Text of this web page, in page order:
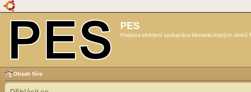
PES
Podpora efektivní spolupráce biomedicínských
Obsah fóra